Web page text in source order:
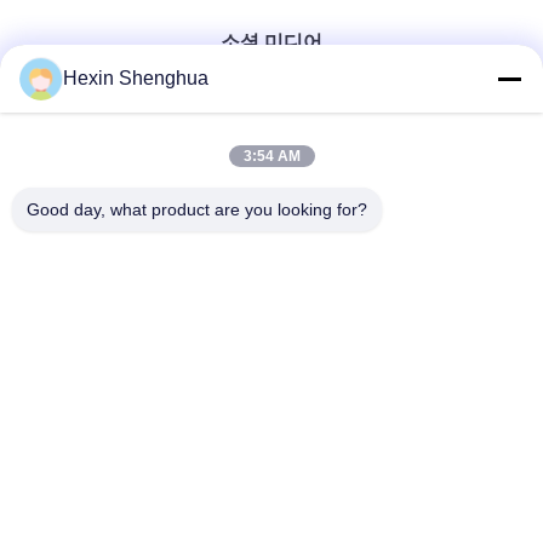
소셜 미디어
빠른 연락
Tel
Hexin Shenghua
3:54 AM
Good day, what product are you looking for?